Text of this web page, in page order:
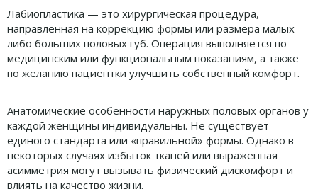
Лабиопластика — это хирургическая процедура,
направленная на коррекцию формы или размера малых
либо больших половых губ. Операция выполняется по
медицинским или функциональным показаниям, а также
по желанию пациентки улучшить собственный комфорт.
Анатомические особенности наружных половых органов у
каждой женщины индивидуальны. Не существует
единого стандарта или «правильной» формы. Однако в
некоторых случаях избыток тканей или выраженная
асимметрия могут вызывать физический дискомфорт и
влиять на качество жизни.